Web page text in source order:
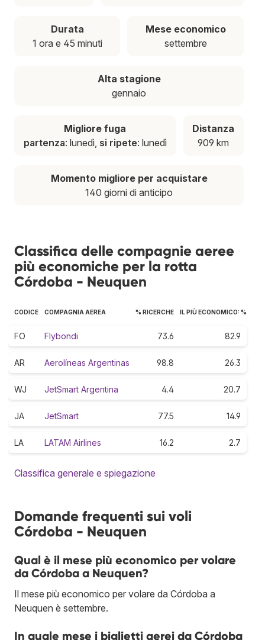
Durata
1 ora e 45 minuti
Mese economico
settembre
Alta stagione
gennaio
Migliore fuga
partenza: lunedì, si ripete: lunedì
Distanza
909 km
Momento migliore per acquistare
140 giorni di anticipo
Classifica delle compagnie aeree
più economiche per la rotta
Córdoba - Neuquen
CODICE COMPAGNIA AEREA % RICERCHE IL PIÙ ECONOMICO: %
FO Flybondi 73.6 82.9
AR Aerolíneas Argentinas 98.8 26.3
WJ JetSmart Argentina 4.4 20.7
JA JetSmart 77.5 14.9
LA LATAM Airlines 16.2 2.7
Classifica generale e spiegazione
Domande frequenti sui voli
Córdoba - Neuquen
Qual è il mese più economico per volare
da Córdoba a Neuquen?
Il mese più economico per volare da Córdoba a
Neuquen è settembre.
In quale mese i biglietti aerei da Córdoba